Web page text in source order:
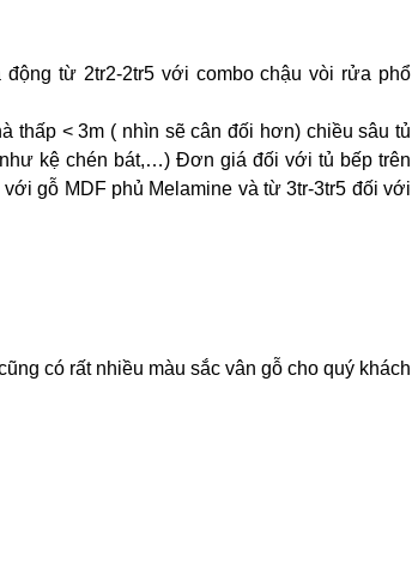
từ 2tr2-2tr5 với combo chậu vòi rửa phổ
thấp < 3m ( nhìn sẽ cân đối hơn) chiều sâu tủ
kệ chén bát,…) Đơn giá đối với tủ bếp trên
gỗ MDF phủ Melamine và từ 3tr-3tr5 đối với
có rất nhiều màu sắc vân gỗ cho quý khách